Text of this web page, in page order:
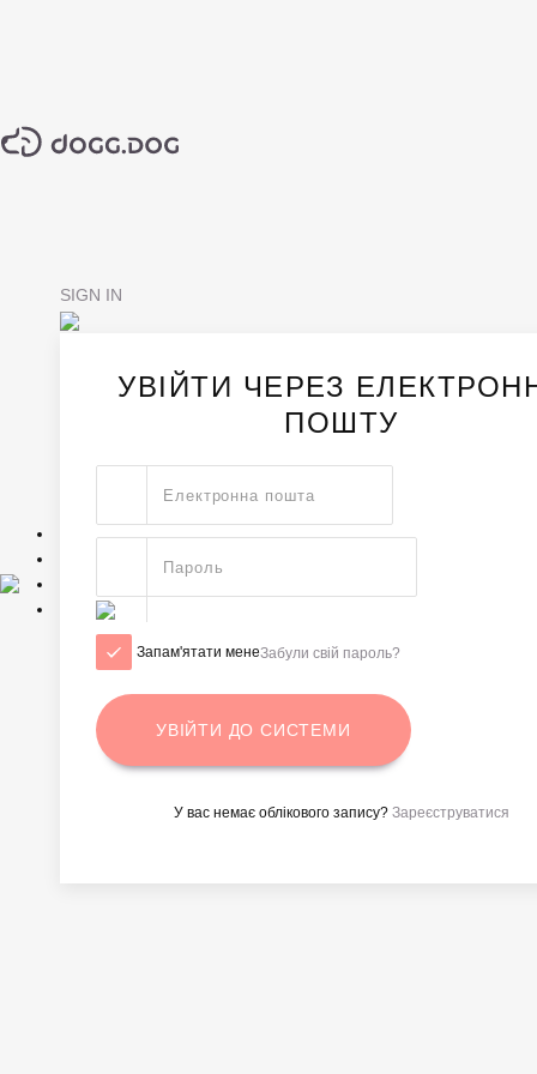
SIGN IN
УВІЙТИ ЧЕРЕЗ
ПОШТУ
Запам'ятати менеЗабули свій пароль?
У вас немає облікового запису? Зареєструватися